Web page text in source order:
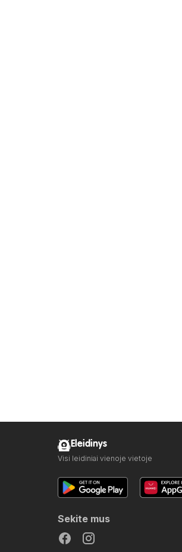
Eleidinys
Visi leidiniai vienoje vietoje
Sekite mus